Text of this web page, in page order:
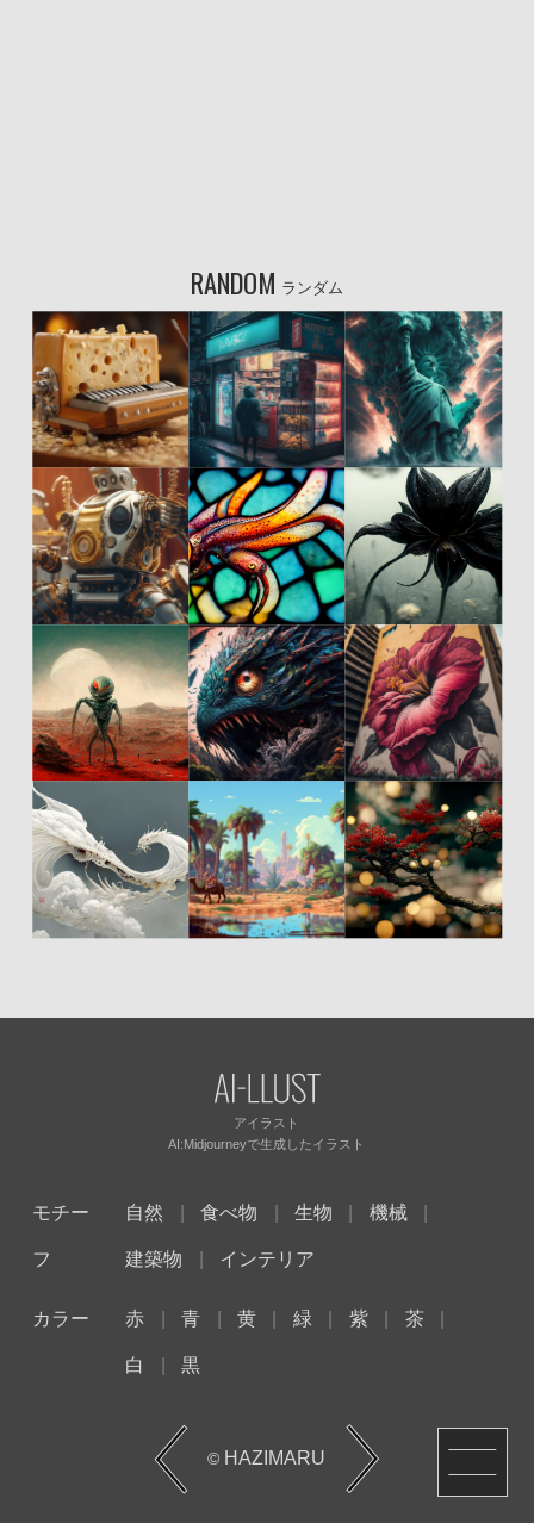
RANDOM ランダム
アイラスト
AI:Midjourneyで生成したイラスト
モチー
フ
自然 食べ物 生物 機械
建築物 インテリア
カラー 赤 青 黄 緑 紫 茶
白 黒
© HAZIMARU